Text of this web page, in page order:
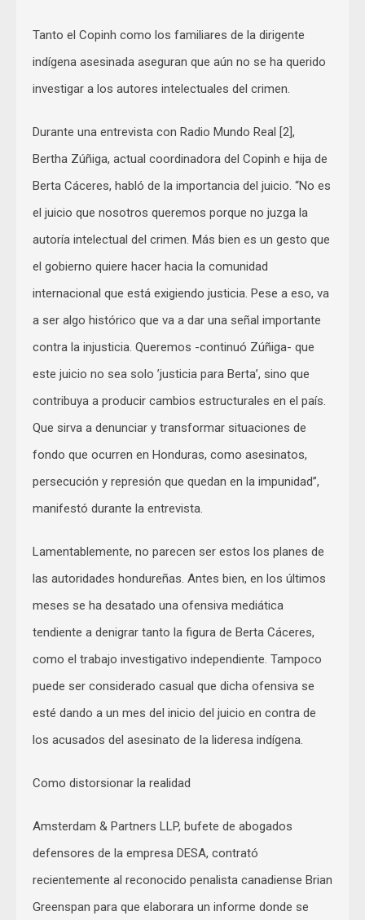
Tanto el Copinh como los familiares de la dirigente
indígena asesinada aseguran que aún no se ha querido
investigar a los autores intelectuales del crimen.
Durante una entrevista con Radio Mundo Real [2],
Bertha Zúñiga, actual coordinadora del Copinh e hija de
Berta Cáceres, habló de la importancia del juicio. “No es
el juicio que nosotros queremos porque no juzga la
autoría intelectual del crimen. Más bien es un gesto que
el gobierno quiere hacer hacia la comunidad
internacional que está exigiendo justicia. Pese a eso, va
a ser algo histórico que va a dar una señal importante
contra la injusticia. Queremos -continuó Zúñiga- que
este juicio no sea solo ’justicia para Berta’, sino que
contribuya a producir cambios estructurales en el país.
Que sirva a denunciar y transformar situaciones de
fondo que ocurren en Honduras, como asesinatos,
persecución y represión que quedan en la impunidad”,
manifestó durante la entrevista.
Lamentablemente, no parecen ser estos los planes de
las autoridades hondureñas. Antes bien, en los últimos
meses se ha desatado una ofensiva mediática
tendiente a denigrar tanto la figura de Berta Cáceres,
como el trabajo investigativo independiente. Tampoco
puede ser considerado casual que dicha ofensiva se
esté dando a un mes del inicio del juicio en contra de
los acusados del asesinato de la lideresa indígena.
Como distorsionar la realidad
Amsterdam & Partners LLP, bufete de abogados
defensores de la empresa DESA, contrató
recientemente al reconocido penalista canadiense Brian
Greenspan para que elaborara un informe donde se